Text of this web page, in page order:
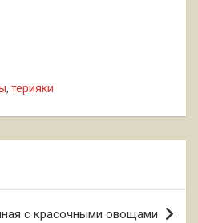
, терияки
с красочными овощами